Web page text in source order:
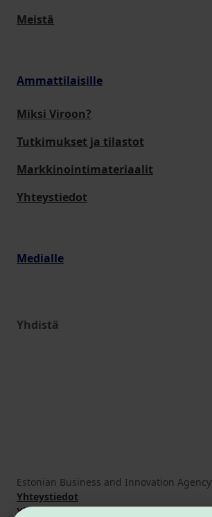
Meistä
Ammattilaisille
Miksi Viroon?
Tutkimukset ja tilastot
Markkinointimateriaalit
Yhteystiedot
Medialle
Yhdistä
Estonian Business and Innovation Agency
Yhteystiedot
Yhteistyökumppanit